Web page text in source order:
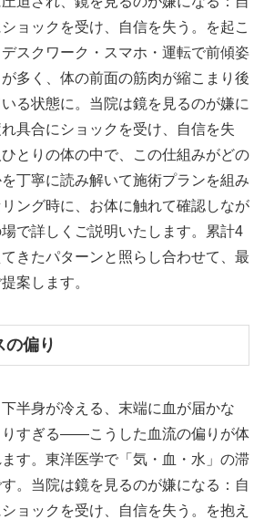
ョックを受け、自信を失う。を起こ
スクワーク・スマホ・運転で前傾姿
多く、体の前面の筋肉が縮こまり後
る状態に。当院は鏡を見るのが嫌に
具合にショックを受け、自信を失
とりの体の中で、この仕組みがどの
丁寧に読み解いて施術プランを組み
ング時に、お体に触れて確認しなが
で詳しくご説明いたします。累計4
きたパターンと照らし合わせて、最
案します。
偏り
下半身が冷える、末端に血が届かな
りすぎる——こうした血流の偏りが体
す。東洋医学で「気・血・水」の滞
。当院は鏡を見るのが嫌になる：自
ョックを受け、自信を失う。を抱え